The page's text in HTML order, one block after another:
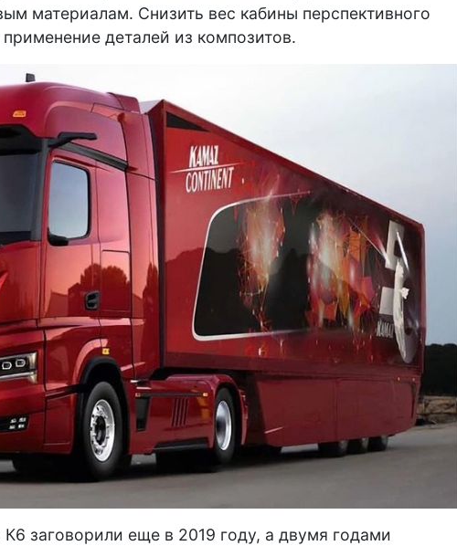
материалам. Снизить вес кабины перспективного
деталей из композитов.
заговорили еще в 2019 году, а двумя годами